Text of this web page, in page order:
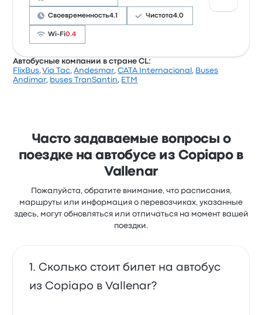
Своевременность4.1 Чистота4.0
Wi-Fi0.4
Рейтинг компании на Busbud: 3.7 (всего оценок:
Автобусные компании в стране CL:
FlixBus,Via Tac,Andesmar,CATA Internacional , Buses
Andimar, buses TranSantin, ETM
Часто задаваемые вопросы о
поездке на автобусе из Copiapo в
Vallenar
Пожалуйста, обратите внимание, что расписания,
маршруты или информация о перевозчиках, указанные
здесь, могут обновляться или отличаться на момент вашей
поездки.
Сколько стоит билет на автобус
из Copiapo в Vallenar?